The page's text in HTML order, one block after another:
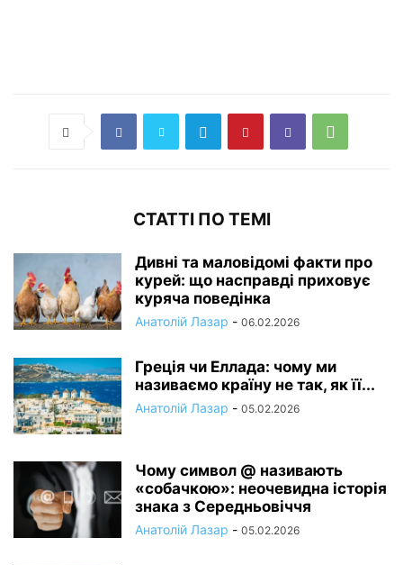
СТАТТІ ПО ТЕМІ
Дивні та маловідомі факти про
курей: що насправді приховує
куряча поведінка
Анатолій Лазар - 06.02.2026
Греція чи Еллада: чому ми
називаємо країну не так, як її...
Анатолій Лазар - 05.02.2026
Чому символ @ називають
«собачкою»: неочевидна історія
знака з Середньовіччя
Анатолій Лазар - 05.02.2026